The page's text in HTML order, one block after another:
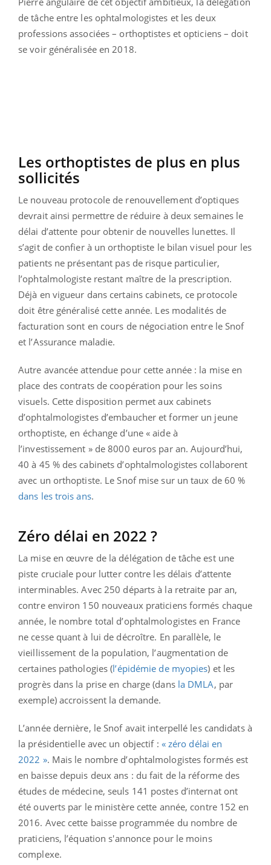
de tâche entre les ophtalmologistes et les deux
professions associées – orthoptistes et opticiens – doit
se voir généralisée en 2018.
Les orthoptistes de plus en plus
sollicités
Le nouveau protocole de renouvellement d’optiques
devrait ainsi permettre de réduire à deux semaines le
délai d’attente pour obtenir de nouvelles lunettes. Il
s’agit de confier à un orthoptiste le bilan visuel pour les
patients ne présentant pas de risque particulier,
l’ophtalmologiste restant maître de la prescription.
Déjà en vigueur dans certains cabinets, ce protocole
doit être généralisé cette année. Les modalités de
facturation sont en cours de négociation entre le Snof
et l’Assurance maladie.
Autre avancée attendue pour cette année : la mise en
place des contrats de coopération pour les soins
visuels. Cette disposition permet aux cabinets
d’ophtalmologistes d’embaucher et former un jeune
orthoptiste, en échange d’une « aide à
l’investissement » de 8000 euros par an. Aujourd’hui,
40 à 45 % des cabinets d’ophtalmologistes collaborent
avec un orthoptiste. Le Snof mise sur un taux de 60 %
dans les trois ans.
Zéro délai en 2022 ?
La mise en œuvre de la délégation de tâche est une
piste cruciale pour lutter contre les délais d’attente
interminables. Avec 250 départs à la retraite par an,
contre environ 150 nouveaux praticiens formés chaque
année, le nombre total d’ophtalmologistes en France
ne cesse quant à lui de décroître. En parallèle, le
vieillissement de la population, l’augmentation de
certaines pathologies (l’épidémie de myopies) et les
progrès dans la prise en charge (dans la DMLA, par
exemple) accroissent la demande.
L’année dernière, le Snof avait interpellé les candidats à
la présidentielle avec un objectif : « zéro délai en
2022 ». Mais le nombre d’ophtalmologistes formés est
en baisse depuis deux ans : du fait de la réforme des
études de médecine, seuls 141 postes d’internat ont
été ouverts par le ministère cette année, contre 152 en
2016. Avec cette baisse programmée du nombre de
praticiens, l’équation s'annonce pour le moins
complexe.